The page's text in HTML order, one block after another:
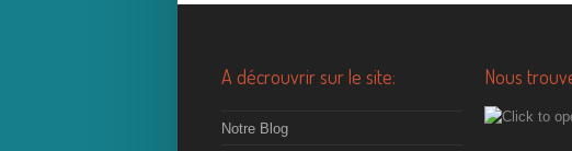
A décrouvrir sur le site:
Notre Blog
Nous